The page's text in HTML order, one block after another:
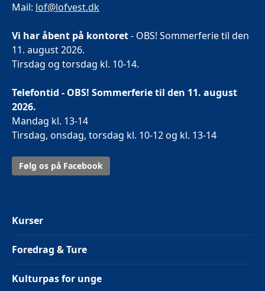
Mail: lof@lofvest.dk
Vi har åbent på kontoret- OBS! Sommerferie til den
11. august 2026.
Tirsdag og torsdag kl. 10-14.
Telefontid - OBS! Sommerferie til den 11. august
2026.
Mandag kl. 13-14
Tirsdag, onsdag, torsdag kl. 10-12 og kl. 13-14
Følg os på Facebook
Kurser
Foredrag & Ture
Kulturpas for unge